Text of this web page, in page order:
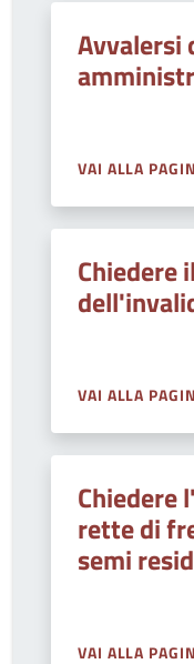
Avvalersi
VAI ALLA
Chiedere
VAI ALLA
Chiedere
rette di
semi
VAI ALLA